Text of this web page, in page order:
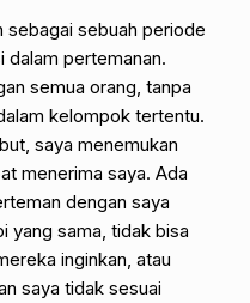
sebagai sebuah periode
dalam pertemanan.
semua orang, tanpa
kelompok tertentu.
saya menemukan
menerima saya. Ada
dengan saya
yang sama, tidak bisa
inginkan, atau
saya tidak sesuai